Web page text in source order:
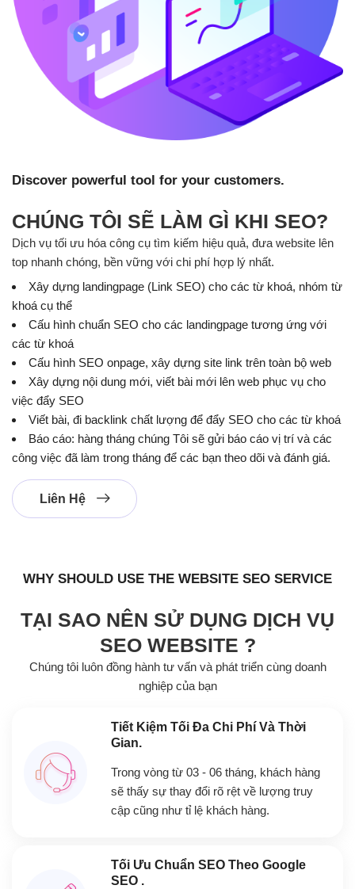
Discover powerful tool for your customers.
CHÚNG TÔI SẼ LÀM GÌ KHI SEO?
Dịch vụ tối ưu hóa công cụ tìm kiếm hiệu quả, đưa website lên
top nhanh chóng, bền vững với chi phí hợp lý nhất.
Xây dựng landingpage (Link SEO) cho các từ khoá, nhóm từ
khoá cụ thể
Cấu hình chuẩn SEO cho các landingpage tương ứng với
các từ khoá
Cấu hình SEO onpage, xây dựng site link trên toàn bộ web
Xây dựng nội dung mới, viết bài mới lên web phục vụ cho
việc đẩy SEO
Viết bài, đi backlink chất lượng để đẩy SEO cho các từ khoá
Báo cáo: hàng tháng chúng Tôi sẽ gửi báo cáo vị trí và các
công việc đã làm trong tháng để các bạn theo dõi và đánh giá.
Liên Hệ
WHY SHOULD USE THE WEBSITE SEO SERVICE
TẠI SAO NÊN SỬ DỤNG DỊCH VỤ
SEO WEBSITE ?
Chúng tôi luôn đồng hành tư vấn và phát triển cùng doanh
nghiệp của bạn
Tiết Kiệm Tối Đa Chi Phí Và Thời
Gian.
Trong vòng từ 03 - 06 tháng, khách hàng
sẽ thấy sự thay đổi rõ rệt về lượng truy
cập cũng như tỉ lệ khách hàng.
Tối Ưu Chuẩn SEO Theo Google
SEO .